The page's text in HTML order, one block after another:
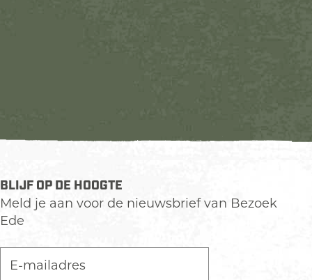
BLIJF OP DE HOOGTE
Meld je aan voor de nieuwsbrief van Bezoek
Ede